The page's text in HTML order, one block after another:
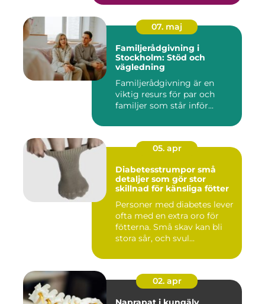
07. maj
Familjerådgivning i
Stockholm: Stöd och
vägledning
Familjerådgivning är en
viktig resurs för par och
familjer som står inför...
05. apr
Diabetesstrumpor små
detaljer som gör stor
skillnad för känsliga fötter
Personer med diabetes lever
ofta med en extra oro för
fötterna. Små skav kan bli
stora sår, och svul...
02. apr